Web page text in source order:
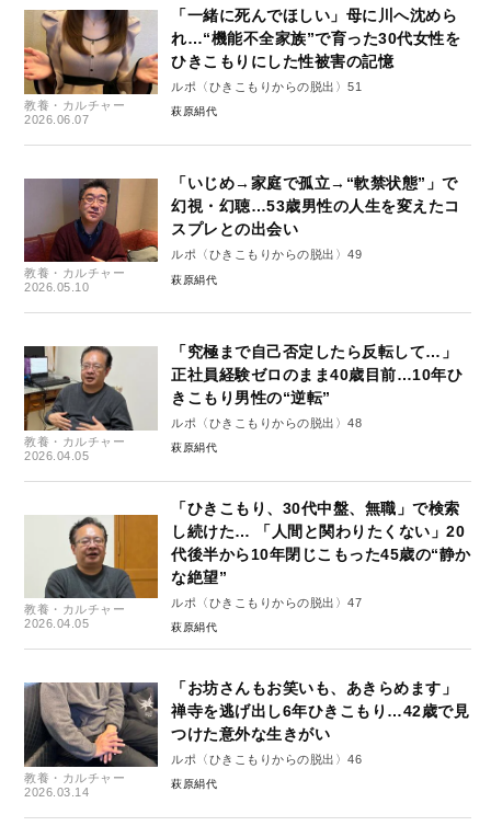
教養・カルチャー
2026.06.07
「一緒に死んでほしい」母に川へ沈めら
れ…“機能不全家族”で育った30代女性を
ひきこもりにした性被害の記憶
ルポ〈ひきこもりからの脱出〉51
萩原絹代
教養・カルチャー
2026.05.10
「いじめ→家庭で孤立→“軟禁状態”」で
幻視・幻聴…53歳男性の人生を変えたコ
スプレとの出会い
ルポ〈ひきこもりからの脱出〉49
萩原絹代
教養・カルチャー
2026.04.05
「究極まで自己否定したら反転して…」
正社員経験ゼロのまま40歳目前…10年ひ
きこもり男性の“逆転”
ルポ〈ひきこもりからの脱出〉48
萩原絹代
教養・カルチャー
2026.04.05
「ひきこもり、30代中盤、無職」で検索
し続けた… 「人間と関わりたくない」20
代後半から10年閉じこもった45歳の“静か
な絶望”
ルポ〈ひきこもりからの脱出〉47
萩原絹代
教養・カルチャー
2026.03.14
「お坊さんもお笑いも、あきらめます」
禅寺を逃げ出し6年ひきこもり…42歳で見
つけた意外な生きがい
ルポ〈ひきこもりからの脱出〉46
萩原絹代